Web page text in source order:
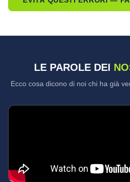
LE PAROLE DEI
Ecco cosa dicono di noi chi ha già